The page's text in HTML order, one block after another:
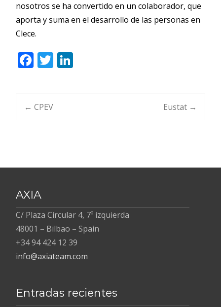
nosotros se ha convertido en un colaborador, que
aporta y suma en el desarrollo de las personas en
Clece.
F
e
b
o
T
ittk
dI
Navegación
entradas
← CPEV Eustat →
AXIA
C/ Plaza Circular 4, 7º izquierda
48001 – Bilbao – Spain
+34 94 424 12 39
info@axiateam.com
Entradas recientes